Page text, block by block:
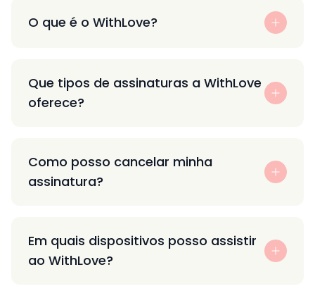
O que é o WithLove?
Que tipos de assinaturas a WithLove
oferece?
Como posso cancelar minha
assinatura?
Em quais dispositivos posso assistir
ao WithLove?